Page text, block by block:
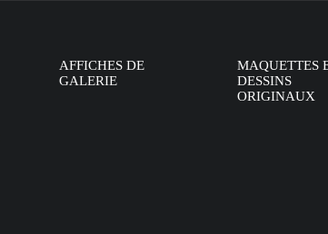
AFFICHES DE
GALERIE
MAQUETTES
DESSINS
ORIGINAUX